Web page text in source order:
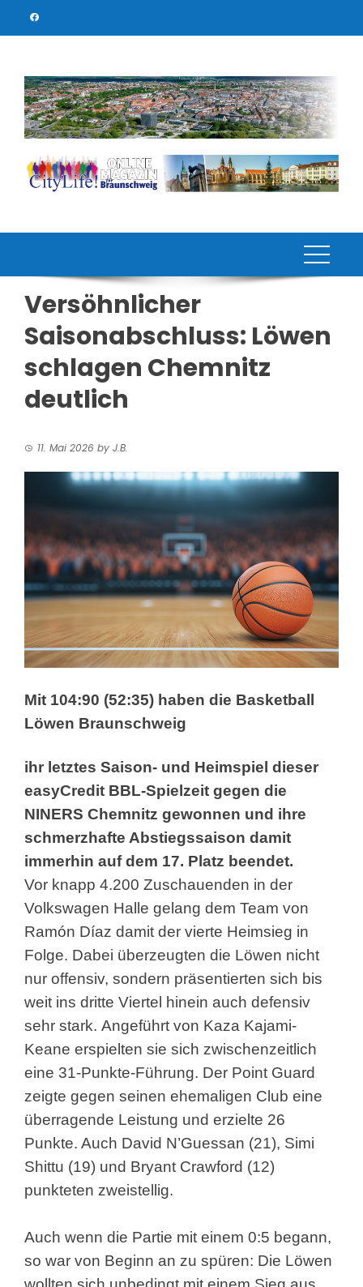
Versöhnlicher
Saisonabschluss: Löwen
schlagen Chemnitz
deutlich
11. Mai 2026 by J.B.
Mit 104:90 (52:35) haben die Basketball
Löwen Braunschweig
ihr letztes Saison- und Heimspiel dieser
easyCredit BBL-Spielzeit gegen die
NINERS Chemnitz gewonnen und ihre
schmerzhafte Abstiegssaison damit
immerhin auf dem 17. Platz beendet.
Vor knapp 4.200 Zuschauenden in der
Volkswagen Halle gelang dem Team von
Ramón Díaz damit der vierte Heimsieg in
Folge. Dabei überzeugten die Löwen nicht
nur offensiv, sondern präsentierten sich bis
weit ins dritte Viertel hinein auch defensiv
sehr stark. Angeführt von Kaza Kajami-
Keane erspielten sie sich zwischenzeitlich
eine 31-Punkte-Führung. Der Point Guard
zeigte gegen seinen ehemaligen Club eine
überragende Leistung und erzielte 26
Punkte. Auch David N’Guessan (21), Simi
Shittu (19) und Bryant Crawford (12)
punkteten zweistellig.
Auch wenn die Partie mit einem 0:5 begann,
so war von Beginn an zu spüren: Die Löwen